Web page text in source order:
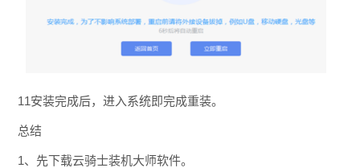
11安装完成后，进入系统即完成重装。
总结
1、先下载云骑士装机大师软件。